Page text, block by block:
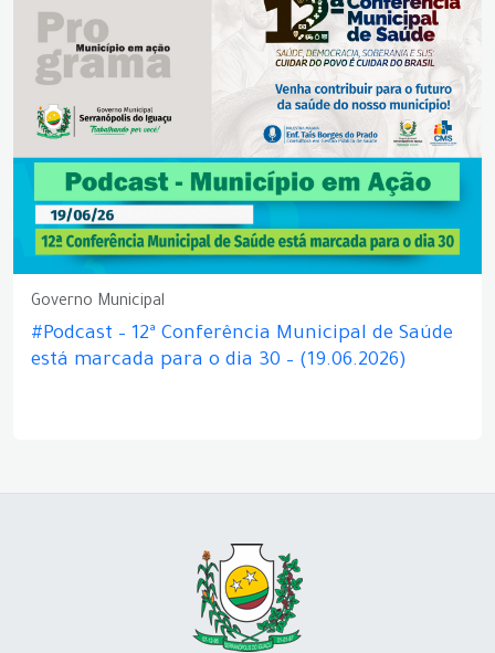
Governo Municipal
#Podcast – 12ª Conferência Municipal de Saúde
está marcada para o dia 30 – (19.06.2026)